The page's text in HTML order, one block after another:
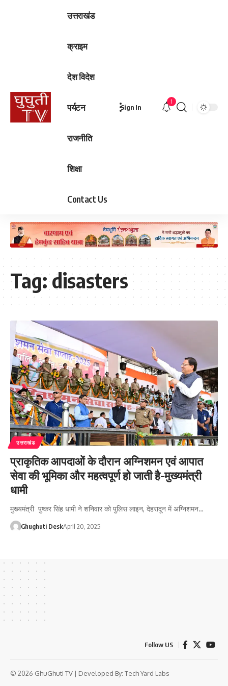
उत्तराखंड
क्राइम
देश विदेश
पर्यटन
राजनीति
शिक्षा
Contact Us
Sign In
1
Tag:disasters
उत्तराखंड
प्राकृतिक आपदाओं के दौरान अग्निशमन एवं आपात
सेवा की भूमिका और महत्वपूर्ण हो जाती है-मुख्यमंत्री
धामी
मुख्यमंत्री पुष्कर सिंह धामी ने शनिवार को पुलिस लाइन, देहरादून में अग्निशमन…
Ghughuti DeskApril 20, 2025
Follow US
© 2026 GhuGhuti TV | Developed By: Tech Yard Labs